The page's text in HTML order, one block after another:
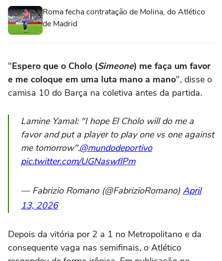
Roma fecha contratação de Molina, do Atlético
de Madrid
"Espero que o Cholo (Simeone) me faça um favor
e me coloque em uma luta mano a mano", disse o
camisa 10 do Barça na coletiva antes da partida.
Lamine Yamal: "I hope El Cholo will do me a
favor and put a player to play one vs one against
me tomorrow".@mundodeportivo
pic.twitter.com/UGNaswflPm
— Fabrizio Romano (@FabrizioRomano) April
13, 2026
Depois da vitória por 2 a 1 no Metropolitano e da
consequente vaga nas semifinais, o Atlético